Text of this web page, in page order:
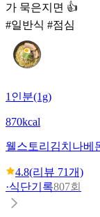
가 묵은지면 👍
#일반식 #점심
1인분(1g)
870kcal
웰스토리 김치나베
4.8(리뷰 71개)
·식단기록807회